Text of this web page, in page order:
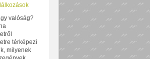
valóság?
térképezi
milyenek